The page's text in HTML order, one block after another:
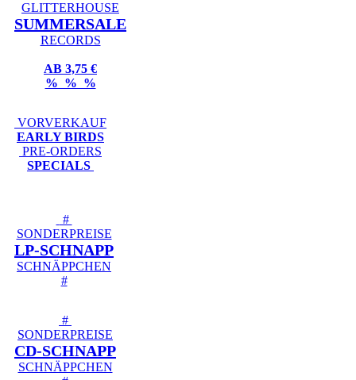
GLITTERHOUSE
SUMMERSALE
RECORDS
AB 3,75 €
% % %
VORVERKAUF
EARLY BIRDS
PRE-ORDERS
SPECIALS
#
SONDERPREISE
LP-SCHNAPP
SCHNÄPPCHEN
#
#
SONDERPREISE
CD-SCHNAPP
SCHNÄPPCHEN